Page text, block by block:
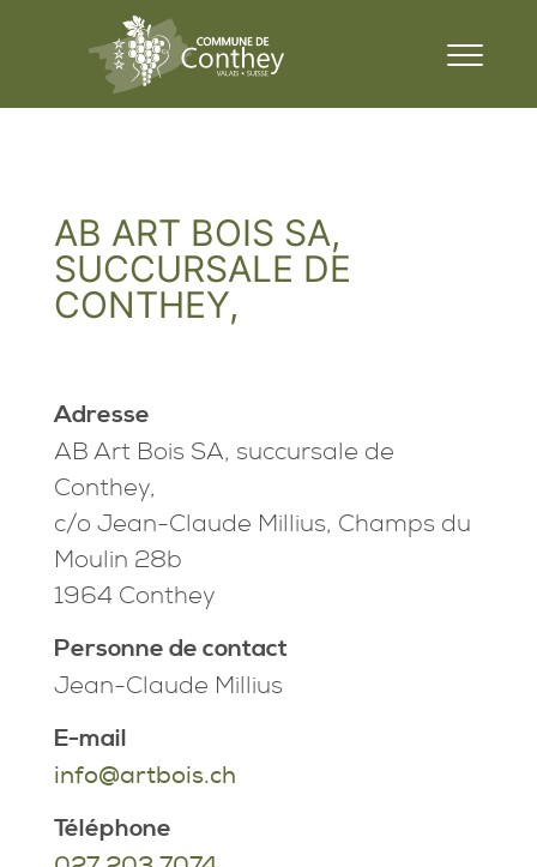
AB ART BOIS SA,
SUCCURSALE DE
CONTHEY,
Adresse
AB Art Bois SA, succursale de
Conthey,
c/o Jean-Claude Millius, Champs du
Moulin 28b
1964 Conthey
Personne de contact
Jean-Claude Millius
E-mail
info@artbois.ch
Téléphone